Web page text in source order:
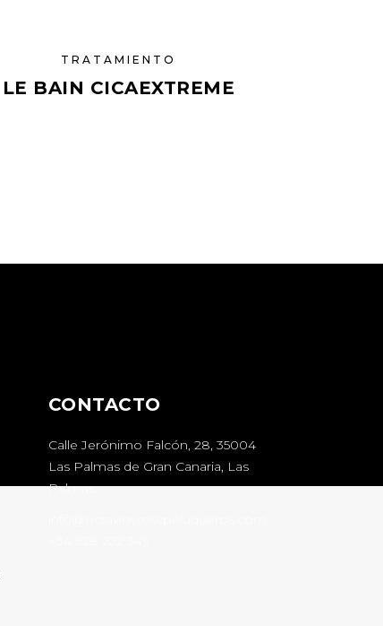
TRATAMIENTO
LE BAIN CICAEXTREME
CONTACTO
Calle Jerónimo Falcón, 28, 35004
Las Palmas de Gran Canaria, Las
Palmas